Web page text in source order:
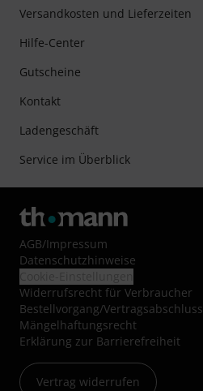
Versandkosten und Lieferzeiten
Hilfe-Center
Gutscheine
Kontakt
Ladengeschäft
Service im Überblick
AGB/Impressum
Datenschutzhinweise
Widerrufsrecht für Verbraucher
Bestellvorgang/Vertragsabschluss
Mängelhaftungsrecht
Erklärung zur Barrierefreiheit
Vertrag widerrufen